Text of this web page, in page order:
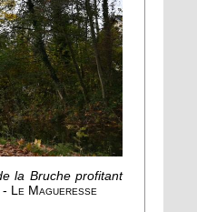
la Bruche profitant
Le Magueresse